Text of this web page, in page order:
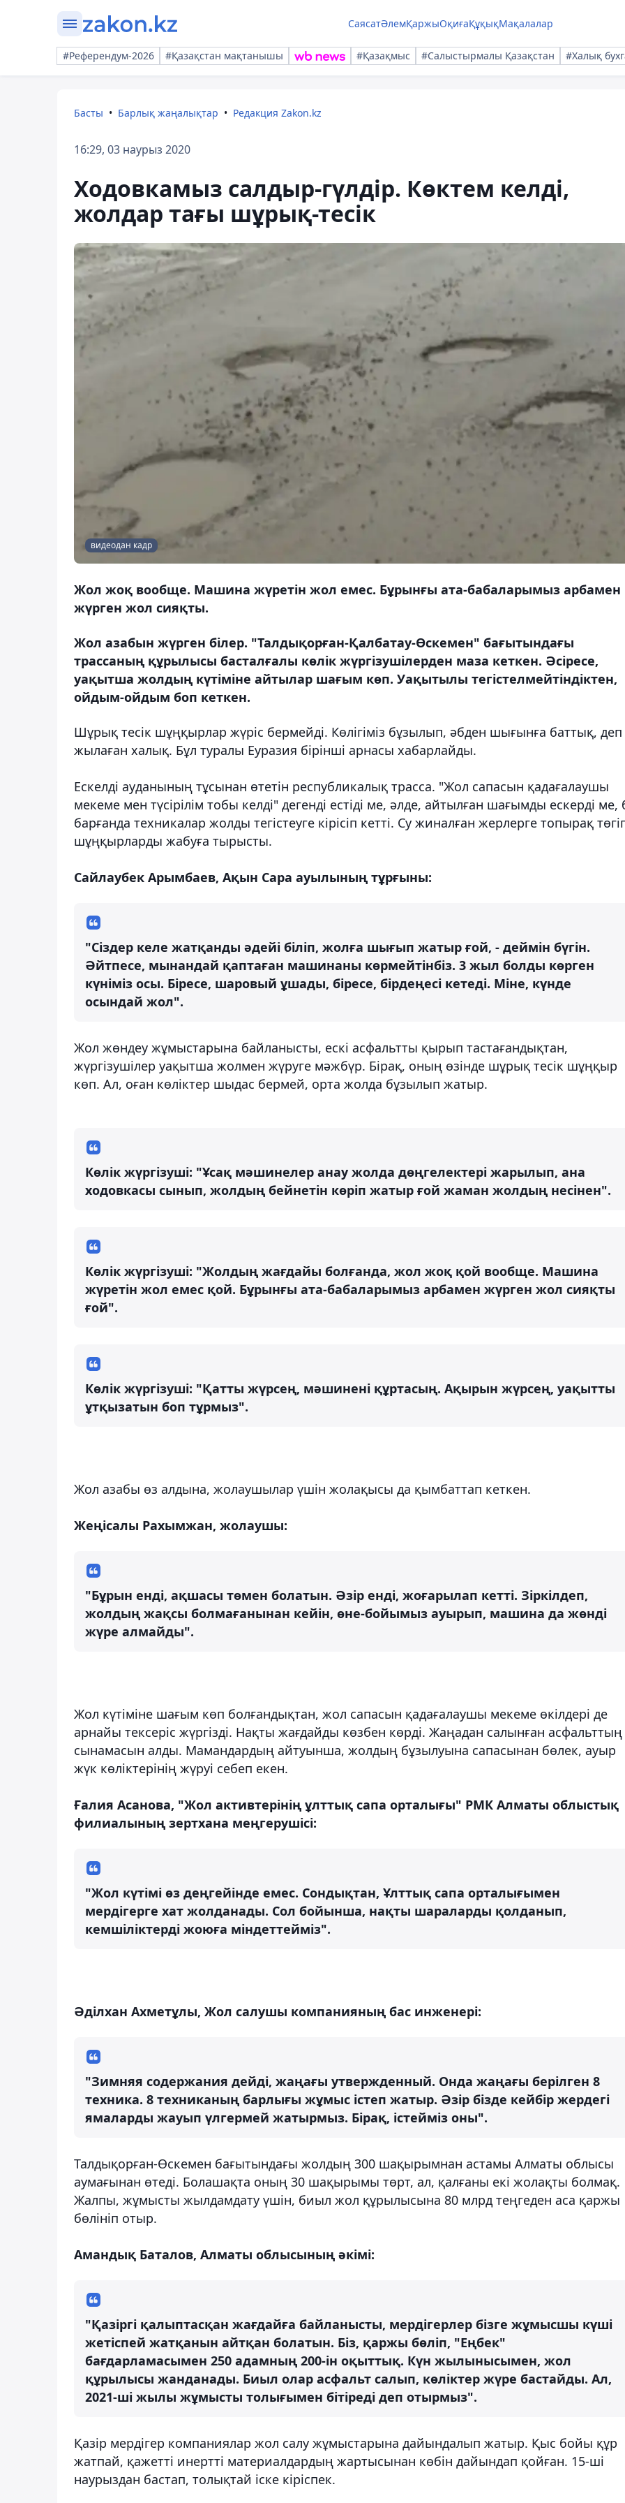
СаясатӘлемҚаржыОқиғаҚұқықМақалалар
#Референдум-2026 #Қазақстан мақтанышы #Қазақмыс #Салыстырмалы Қазақстан #Халық
Басты Барлық жаңалықтар Редакция Zakon.kz
16:29, 03 наурыз 2020
Ходовкамыз салдыр-гүлдір. Көктем келді,
жолдар тағы шұрық-тесік
видеодан кадр
Жол жоқ вообще. Машина жүретін жол емес. Бұрынғы ата-бабаларымыз арбамен
жүрген жол сияқты.
Жол азабын жүрген білер. "Талдықорған-Қалбатау-Өскемен" бағытындағы
трассаның құрылысы басталғалы көлік жүргізушілерден маза кеткен. Әсіресе,
уақытша жолдың күтіміне айтылар шағым көп. Уақытылы тегістелмейтіндіктен,
ойдым-ойдым боп кеткен.
Шұрық тесік шұңқырлар жүріс бермейді. Көлігіміз бұзылып, әбден шығынға баттық, деп
жылаған халық. Бұл туралы Еуразия бірінші арнасы хабарлайды.
Ескелді ауданының тұсынан өтетін республикалық трасса. "Жол сапасын қадағалаушы
мекеме мен түсірілім тобы келді" дегенді естіді ме, әлде, айтылған шағымды ескерді ме,
барғанда техникалар жолды тегістеуге кірісіп кетті. Су жиналған жерлерге топырақ
шұңқырларды жабуға тырысты.
Сайлаубек Арымбаев, Ақын Сара ауылының тұрғыны:
"Сіздер келе жатқанды әдейі біліп, жолға шығып жатыр ғой, - деймін бүгін.
Әйтпесе, мынандай қаптаған машинаны көрмейтінбіз. 3 жыл болды көрген
күніміз осы. Біресе, шаровый ұшады, біресе, бірдеңесі кетеді. Міне, күнде
осындай жол".
Жол жөндеу жұмыстарына байланысты, ескі асфальтты қырып тастағандықтан,
жүргізушілер уақытша жолмен жүруге мәжбүр. Бірақ, оның өзінде шұрық тесік шұңқыр
көп. Ал, оған көліктер шыдас бермей, орта жолда бұзылып жатыр.
Көлік жүргізуші: "Ұсақ мәшинелер анау жолда дөңгелектері жарылып, ана
ходовкасы сынып, жолдың бейнетін көріп жатыр ғой жаман жолдың несінен".
Көлік жүргізуші: "Жолдың жағдайы болғанда, жол жоқ қой вообще. Машина
жүретін жол емес қой. Бұрынғы ата-бабаларымыз арбамен жүрген жол сияқты
ғой".
Көлік жүргізуші: "Қатты жүрсең, мәшинені құртасың. Ақырын жүрсең, уақытты
ұтқызатын боп тұрмыз".
Жол азабы өз алдына, жолаушылар үшін жолақысы да қымбаттап кеткен.
Жеңісалы Рахымжан, жолаушы:
"Бұрын енді, ақшасы төмен болатын. Әзір енді, жоғарылап кетті. Зіркілдеп,
жолдың жақсы болмағанынан кейін, өне-бойымыз ауырып, машина да жөнді
жүре алмайды".
Жол күтіміне шағым көп болғандықтан, жол сапасын қадағалаушы мекеме өкілдері де
арнайы тексеріс жүргізді. Нақты жағдайды көзбен көрді. Жаңадан салынған асфальттың
сынамасын алды. Мамандардың айтуынша, жолдың бұзылуына сапасынан бөлек, ауыр
жүк көліктерінің жүруі себеп екен.
Ғалия Асанова, "Жол активтерінің ұлттық сапа орталығы" РМК Алматы облыстық
филиалының зертхана меңгерушісі:
"Жол күтімі өз деңгейінде емес. Сондықтан, Ұлттық сапа орталығымен
мердігерге хат жолданады. Сол бойынша, нақты шараларды қолданып,
кемшіліктерді жоюға міндеттейміз".
Әділхан Ахметұлы, Жол салушы компанияның бас инженері:
"Зимняя содержания дейді, жаңағы утвержденный. Онда жаңағы берілген 8
техника. 8 техниканың барлығы жұмыс істеп жатыр. Әзір бізде кейбір жердегі
ямаларды жауып үлгермей жатырмыз. Бірақ, істейміз оны".
Талдықорған-Өскемен бағытындағы жолдың 300 шақырымнан астамы Алматы облысы
аумағынан өтеді. Болашақта оның 30 шақырымы төрт, ал, қалғаны екі жолақты болмақ.
Жалпы, жұмысты жылдамдату үшін, биыл жол құрылысына 80 млрд теңгеден аса қаржы
бөлініп отыр.
Амандық Баталов, Алматы облысының әкімі:
"Қазіргі қалыптасқан жағдайға байланысты, мердігерлер бізге жұмысшы күші
жетіспей жатқанын айтқан болатын. Біз, қаржы бөліп, "Еңбек"
бағдарламасымен 250 адамның 200-ін оқыттық. Күн жылынысымен, жол
құрылысы жанданады. Биыл олар асфальт салып, көліктер жүре бастайды. Ал,
2021-ші жылы жұмысты толығымен бітіреді деп отырмыз".
Қазір мердігер компаниялар жол салу жұмыстарына дайындалып жатыр. Қыс бойы құр
жатпай, қажетті инертті материалдардың жартысынан көбін дайындап қойған. 15-ші
наурыздан бастап, толықтай іске кіріспек.